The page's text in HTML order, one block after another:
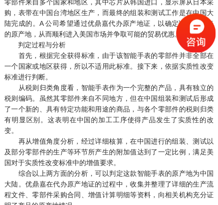
零部件来自多个国家和地区，其中芯片从韩国进口，显示屏从日本采
购，表带在中国台湾地区生产，而最终的组装和测试工作是在中国大
陆完成的。A 公司希望通过优鼎嘉代办原产地证，以确定该智能手表
的原产地，从而顺利进入美国市场并争取可能的贸易优惠。
判定过程与分析
首先，根据完全获得标准，由于该智能手表的零部件并非全部在
一个国家或地区获得，所以不适用此标准。接下来，依据实质性改变
标准进行判断。
从税则归类角度看，智能手表作为一个完整的产品，具有独立的
税则编码。虽然其零部件来自不同地方，但在中国组装和测试后形成
了一个新的、具有特定功能和用途的商品，与各个零部件的税则归类
有明显区别。这表明在中国的加工工序使得产品发生了实质性的改
变。
再从增值角度分析，经过详细核算，在中国进行的组装、测试以
及部分零部件的生产等环节所产生的附加值达到了一定比例，满足美
国对于实质性改变标准中的增值要求。
综合以上两方面的分析，可以判定这款智能手表的原产地为中国
大陆。优鼎嘉在代办原产地证的过程中，收集并整理了详细的生产流
程文件、零部件采购合同、增值计算明细等资料，向相关机构充分证